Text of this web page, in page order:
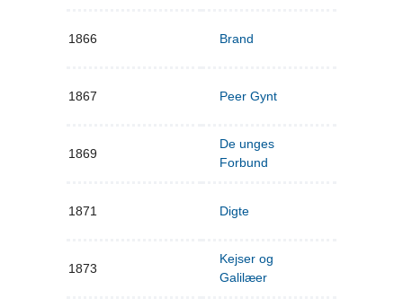
1866 Brand
1867 Peer Gynt
1869
De unges
Forbund
1871 Digte
1873
Kejser og
Galilæer